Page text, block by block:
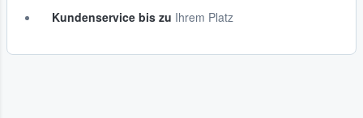
Kundenservice bis zu Ihrem Platz